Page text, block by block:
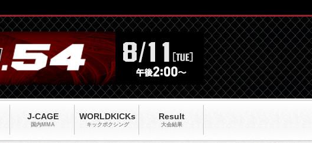
J-CAGE
国内MMA
WORLDKICKs
キックポクシング
Result
大会結果